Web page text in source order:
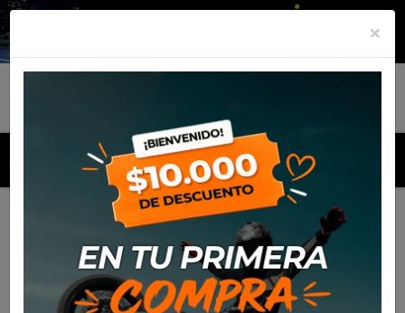
MENU
Productos Cascos Casco Nolan N60-6 Nobile
×